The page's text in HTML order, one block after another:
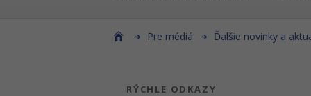
Pre médiá Ďalšie novinky a
RÝCHLE ODKAZY